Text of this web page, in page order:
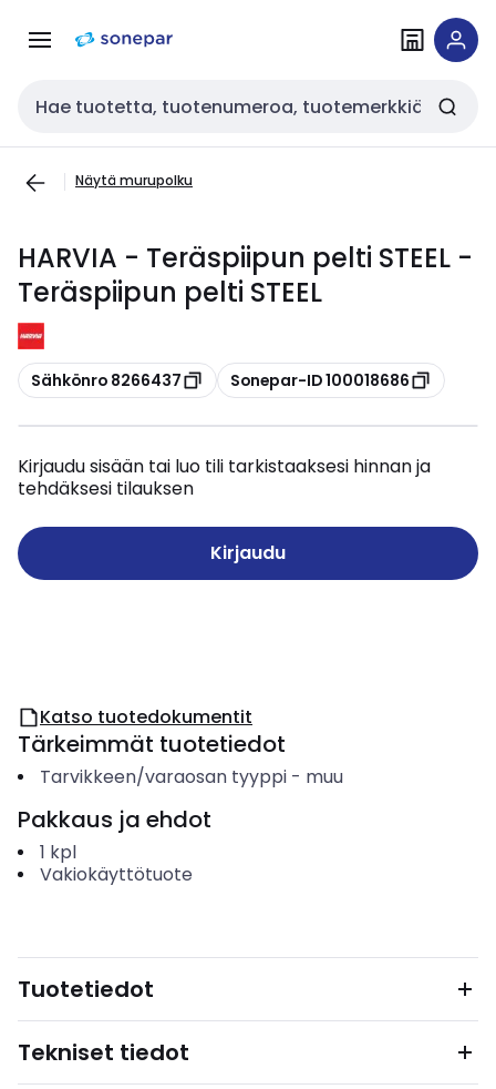
navigointiinsisältöön
Haku
Näytä murupolku
HARVIA - Teräspiipun pelti STEEL -
Teräspiipun pelti STEEL
Kopioi
Sähkönro 8266437 Kopioi
Sonepar-ID 100018686
Kirjaudu sisään tai luo tili tarkistaaksesi hinnan ja
tehdäksesi tilauksen
Kirjaudu
Katso tuotedokumentit
Tärkeimmät tuotetiedot
Tarvikkeen/varaosan tyyppi- muu
Pakkaus ja ehdot
1 kpl
Vakiokäyttötuote
Tuotetiedot
Tekniset tiedot